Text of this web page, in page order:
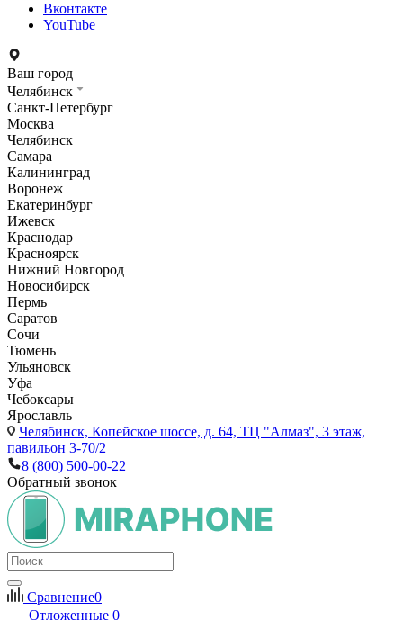
Вконтакте
YouTube
Ваш город
Челябинск
Санкт-Петербург
Москва
Челябинск
Самара
Калининград
Воронеж
Екатеринбург
Ижевск
Краснодар
Красноярск
Нижний Новгород
Новосибирск
Пермь
Саратов
Сочи
Тюмень
Ульяновск
Уфа
Чебоксары
Ярославль
Челябинск, Копейское шоссе, д. 64, ТЦ "Алмаз", 3 этаж,
павильон 3-70/2
8 (800) 500-00-22
Обратный звонок
Сравнение0
Отложенные 0